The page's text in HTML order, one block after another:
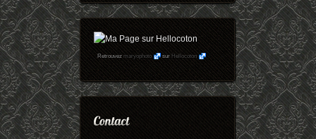
Retrouvezmaryophoto surHellocoton